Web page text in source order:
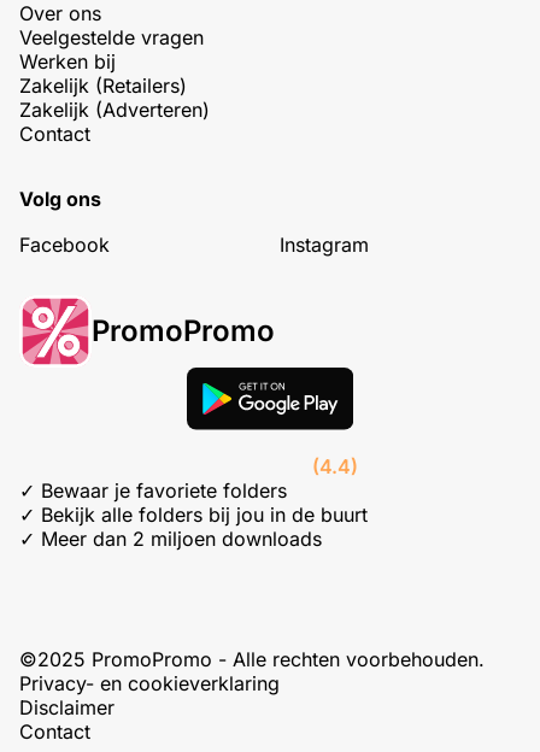
Over ons
Veelgestelde vragen
Werken bij
Zakelijk (Retailers)
Zakelijk (Adverteren)
Contact
Volg ons
Facebook
Instagram
PromoPromo
(4.4)
✓ Bewaar je favoriete folders
✓ Bekijk alle folders bij jou in de buurt
✓ Meer dan 2 miljoen downloads
©2025 PromoPromo - Alle rechten voorbehouden.
Privacy- en cookieverklaring
Disclaimer
Contact